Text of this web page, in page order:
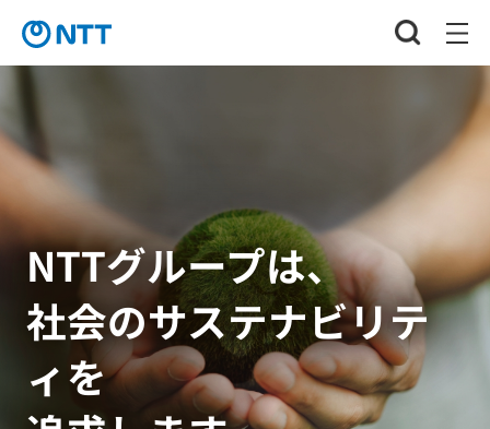
NTTグループは、
社会のサステナビリテ
ィを